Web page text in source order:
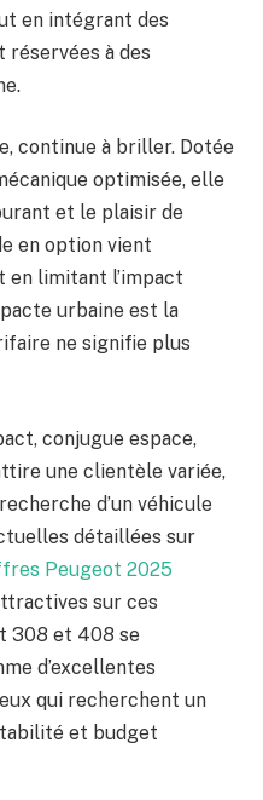
en intégrant des
à des
continue à briller. Dotée
optimisée, elle
et le plaisir de
en option vient
limitant l’impact
urbaine est la
ne signifie plus
conjugue espace,
une clientèle variée,
d’un véhicule
détaillées sur
Peugeot 2025
sur ces
308 et 408 se
d’excellentes
qui recherchent un
et budget